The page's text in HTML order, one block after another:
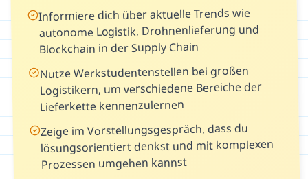
Informiere dich über aktuelle Trends wie
autonome Logistik, Drohnenlieferung und
Blockchain in der Supply Chain
Nutze Werkstudentenstellen bei großen
Logistikern, um verschiedene Bereiche der
Lieferkette kennenzulernen
Zeige im Vorstellungsgespräch, dass du
lösungsorientiert denkst und mit komplexen
Prozessen umgehen kannst